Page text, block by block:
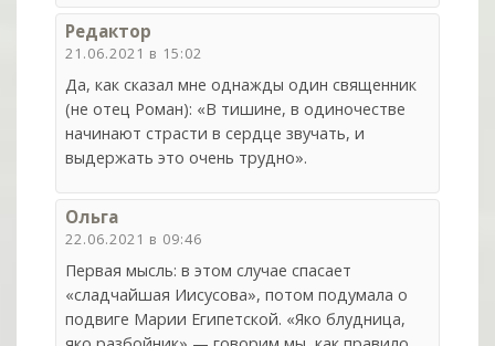
Редактор
21.06.2021 в 15:02
Да, как сказал мне однажды один священник
(не отец Роман): «В тишине, в одиночестве
начинают страсти в сердце звучать, и
выдержать это очень трудно».
Ольга
22.06.2021 в 09:46
Первая мысль: в этом случае спасает
«сладчайшая Иисусова», потом подумала о
подвиге Марии Египетской. «Яко блудница,